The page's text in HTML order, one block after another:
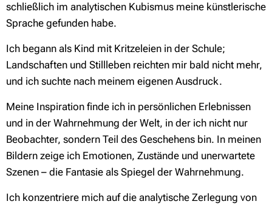
schließlich im analytischen Kubismus meine künstlerische
Sprache gefunden habe.
Ich begann als Kind mit Kritzeleien in der Schule;
Landschaften und Stillleben reichten mir bald nicht mehr,
und ich suchte nach meinem eigenen Ausdruck.
Meine Inspiration finde ich in persönlichen Erlebnissen
und in der Wahrnehmung der Welt, in der ich nicht nur
Beobachter, sondern Teil des Geschehens bin. In meinen
Bildern zeige ich Emotionen, Zustände und unerwartete
Szenen – die Fantasie als Spiegel der Wahrnehmung.
Ich konzentriere mich auf die analytische Zerlegung von